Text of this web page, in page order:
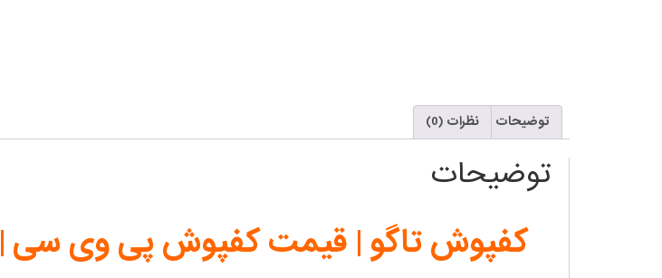
توضیحات نظرات (0)
توضیحات
کفپوش تاگو | قیمت کفپوش پی وی سی |TOGO